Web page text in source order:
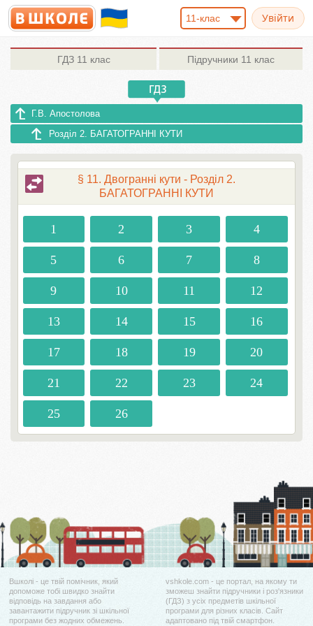
11-клас
ГДЗ11 клас Підручники 11 клас
Г.В. Апостолова
Розділ 2. БАГАТОГРАННІ КУТИ
§ 11. Двогранні кути - Розділ 2.
БАГАТОГРАННІ КУТИ
1 2 3 4
5 6 7 8
9 10 11 12
13 14 15 16
17 18 19 20
21 22 23 24
25 26
Вшколі - це твій помічник, який
допоможе тобі швидко знайти
відповідь на завдання або
завантажити підручник зі шкільної
програми без жодних обмежень.
vshkole.com - це портал, на якому ти
зможеш знайти підручники і роз'язники
(ГДЗ) з усіх предметів шкільної
програми для різних класів. Сайт
адаптовано під твій смартфон.